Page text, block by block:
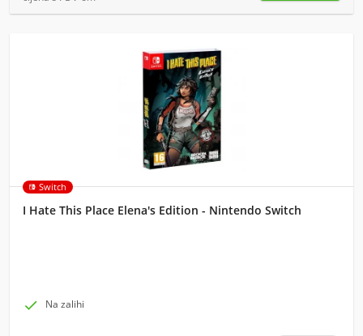
Switch
I Hate This Place Elena's Edition - Nintendo Switch
 Na zalihi